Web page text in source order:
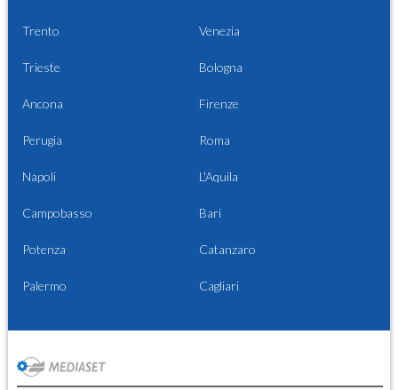
Trento Venezia
Trieste Bologna
Ancona Firenze
Perugia Roma
Napoli L'Aquila
Campobasso Bari
Potenza Catanzaro
Palermo Cagliari